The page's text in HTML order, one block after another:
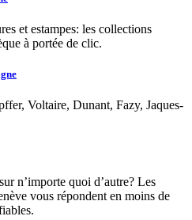
et estampes: les collections
à portée de clic.
Voltaire, Dunant, Fazy, Jaques-
n’importe quoi d’autre? Les
vous répondent en moins de